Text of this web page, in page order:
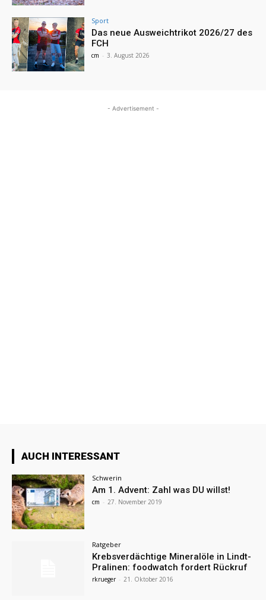
Sport
Das neue Ausweichtrikot 2026/27 des
FCH
cm - 3. August 2026
- Advertisement -
AUCH INTERESSANT
Schwerin
Am 1. Advent: Zahl was DU willst!
cm - 27. November 2019
Ratgeber
Krebsverdächtige Mineralöle in Lindt-
Pralinen: foodwatch fordert Rückruf
rkrueger - 21. Oktober 2016